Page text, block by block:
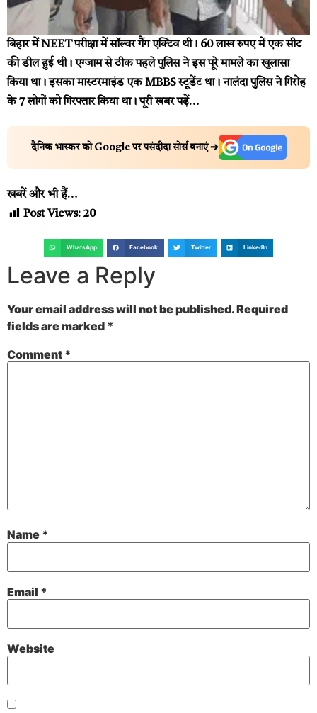
बिहार में NEET परीक्षा में सॉल्वर गैंग एक्टिव थी। 60 लाख रुपए में एक सीट
की डील हुई थी। एग्जाम से ठीक पहले पुलिस ने इस पूरे मामले का खुलासा
किया था। इसका मास्टरमाइंड एक MBBS स्टूडेंट था। नालंदा पुलिस ने गिरोह
के 7 लोगों को गिरफ्तार किया था।पूरी खबर पढ़ें…
दैनिक भास्कर को Google पर पसंदीदा सोर्स बनाएं ➔
खबरें और भी हैं…
Post Views: 20
WhatsApp Facebook Twitter LinkedIn
Leave a Reply
Your email address will not be published.Required
fields are marked *
Comment *
Name *
Email *
Website